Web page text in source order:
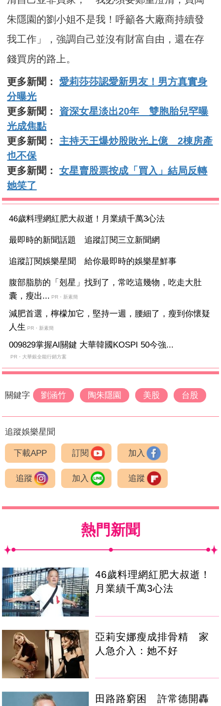
朱隱園的劉小姐不是我！呼籲各大廠商持續發
我工作」，強調自己並沒有財富自由，還在存
錢買房的路上。
更多新聞：愛莉莎莎認愛新男友！男方真實身
分曝光
更多新聞： 資深女星淡出20年 雙胞胎兒罕曝
光成焦點
更多新聞： 主持天王爆炒股敗光上億 2棟房產
也不保
更多新聞：女星賣股票按成「買入」結局反轉
她笑了
46歲料理網紅肥大叔逝！月業績千萬3心法
最即時的新聞話題 追蹤訂閱三立新聞網
追蹤訂閱娛樂星聞 給你最即時的娛樂星鮮事
腹部脂肪的「剋星」找到了，常吃這幾物，吃走大肚
囊，瘦出... PR・新素簡
減肥首選，檸檬加它，堅持一週，腰細了，瘦到你懷疑
人生
PR・新素簡
009829掌握AI關鍵 大華韓國KOSPI 50今強...
PR・大華銀全能行銷方案
關鍵字 劉涵竹 陶朱隱園 美股 台股
追蹤娛樂星聞
下載APP 訂閱 加入
追蹤 加入 追蹤
熱門新聞
46歲料理網紅肥大叔逝！
月業績千萬3心法
亞莉安娜瘦成排骨精 家
人急介入：她不好
田路路窮困 許常德開轟